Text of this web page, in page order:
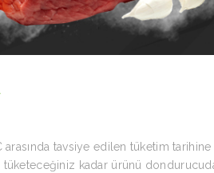
tavsiye edilen tüketim tarihine
kadar ürünü